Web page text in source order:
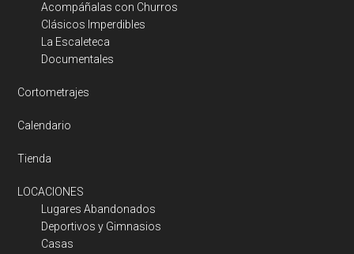
Acompáñalas con Churros
Clásicos Imperdibles
La Escaleteca
Documentales
Cortometrajes
Calendario
Tienda
LOCACIONES
Lugares Abandonados
Deportivos y Gimnasios
Casas